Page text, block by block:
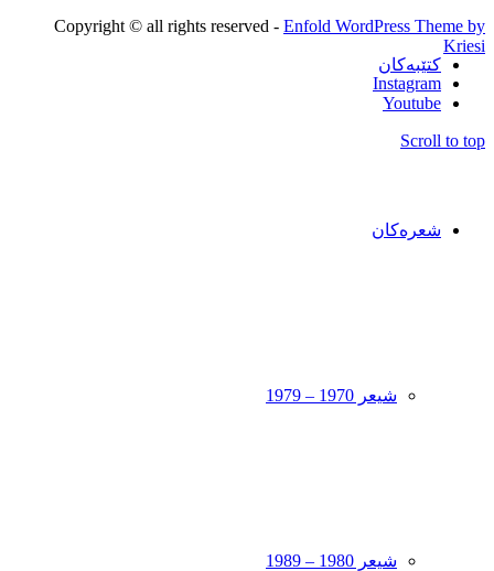
کتێبەکان
شعرەکان
شیعر 1970 – 1979
شیعر 1980 – 1989
Copyright © all rights reserved - Enfold WordPress Theme by
Kriesi
Instagram
Youtube
Scroll to top